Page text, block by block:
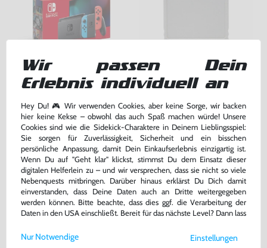
Konsole #Neon-Rot/Neon-Blau
mit OVP, sehr guter Zustand, gebraucht
nur239,99 €
Warenkorb
Original Nintendo 59
#grau DOL-008
gebraucht
nur19,99 €
Warenkorb
DAS HABEN ANDERE DAZU
GEKAUFT
Wir passen Dein
Erlebnis individuell an
Hey Du! 🎮 Wir verwenden Cookies, aber keine Sorge, wir backen
hier keine Kekse – obwohl das auch Spaß machen würde! Unsere
Cookies sind wie die Sidekick-Charaktere in Deinem Lieblingsspiel:
Sie sorgen für Zuverlässigkeit, Sicherheit und ein bisschen
persönliche Anpassung, damit Dein Einkaufserlebnis einzigartig ist.
Wenn Du auf "Geht klar" klickst, stimmst Du dem Einsatz dieser
digitalen Helferlein zu – und wir versprechen, dass sie nicht so viele
Nebenquests mitbringen. Darüber hinaus erklärst Du Dich damit
einverstanden, dass Deine Daten auch an Dritte weitergegeben
werden können. Bitte beachte, dass dies ggf. die Verarbeitung der
Daten in den USA einschließt. Bereit für das nächste Level? Dann lass
Weitere Informationen zu den von uns verwendeten Cookies und
Einstellungen
Nur Notwendige